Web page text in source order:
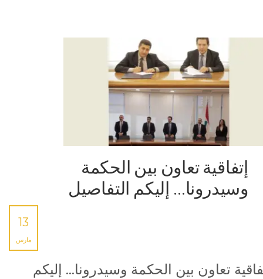
إتفاقية تعاون بين الحكمة
وسيدرونا… إليكم التفاصيل
13
مارس
تعاون بين الحكمة وسيدرونا… إليكم